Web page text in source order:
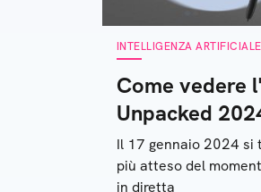
INTELLIGENZA ARTIFICIALE
Come vedere
Unpacked
Il 17 gennaio 2024 si
più atteso del
in diretta